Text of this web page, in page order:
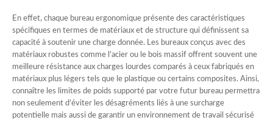
En effet, chaque bureau ergonomique présente des caractéristiques
spécifiques en termes de matériaux et de structure qui définissent sa
capacité à soutenir une charge donnée. Les bureaux conçus avec des
matériaux robustes comme l’acier ou le bois massif offrent souvent une
meilleure résistance aux charges lourdes comparés à ceux fabriqués en
matériaux plus légers tels que le plastique ou certains composites. Ainsi,
connaître les limites de poids supporté par votre futur bureau permettra
non seulement d’éviter les désagréments liés à une surcharge
potentielle mais aussi de garantir un environnement de travail sécurisé